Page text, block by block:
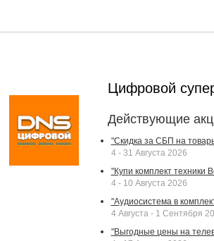
Цифровой
Действующие
"Скидка за СБП на
4 - 31 Августа 2026
"Купи комплект техники
4 - 10 Августа 2026
"Аудиосистема в
4 Августа - 1 Сентября
"Выгодные цены на